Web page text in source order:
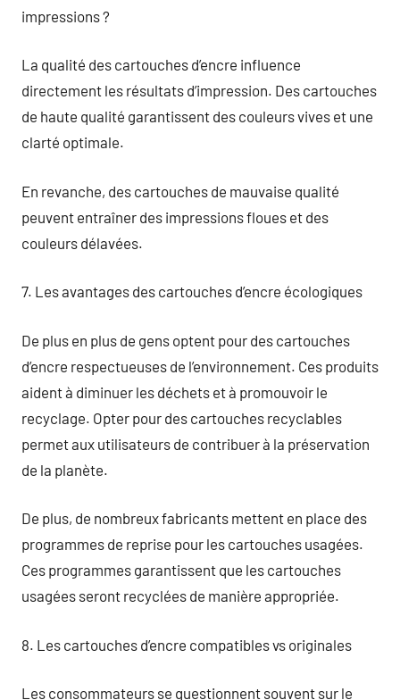
impressions ?
La qualité des cartouches d’encre influence
directement les résultats d’impression. Des cartouches
de haute qualité garantissent des couleurs vives et une
clarté optimale.
En revanche, des cartouches de mauvaise qualité
peuvent entraîner des impressions floues et des
couleurs délavées.
7. Les avantages des cartouches d’encre écologiques
De plus en plus de gens optent pour des cartouches
d’encre respectueuses de l’environnement. Ces produits
aident à diminuer les déchets et à promouvoir le
recyclage. Opter pour des cartouches recyclables
permet aux utilisateurs de contribuer à la préservation
de la planète.
De plus, de nombreux fabricants mettent en place des
programmes de reprise pour les cartouches usagées.
Ces programmes garantissent que les cartouches
usagées seront recyclées de manière appropriée.
8. Les cartouches d’encre compatibles vs originales
Les consommateurs se questionnent souvent sur le